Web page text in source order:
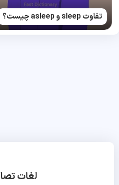
تفاوت sleep و asleep چیست؟
لغات